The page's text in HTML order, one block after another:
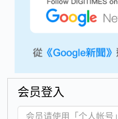
会员登入